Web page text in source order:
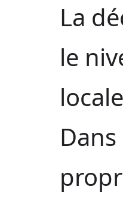
La
le